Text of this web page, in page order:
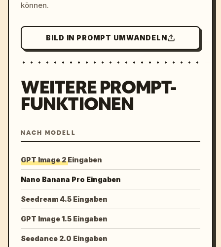
können.
BILD IN PROMPT UMWANDELN
WEITERE PROMPT-
FUNKTIONEN
NACH MODELL
GPT Image 2 Eingaben
Nano Banana Pro Eingaben
Seedream 4.5 Eingaben
GPT Image 1.5 Eingaben
Seedance 2.0 Eingaben